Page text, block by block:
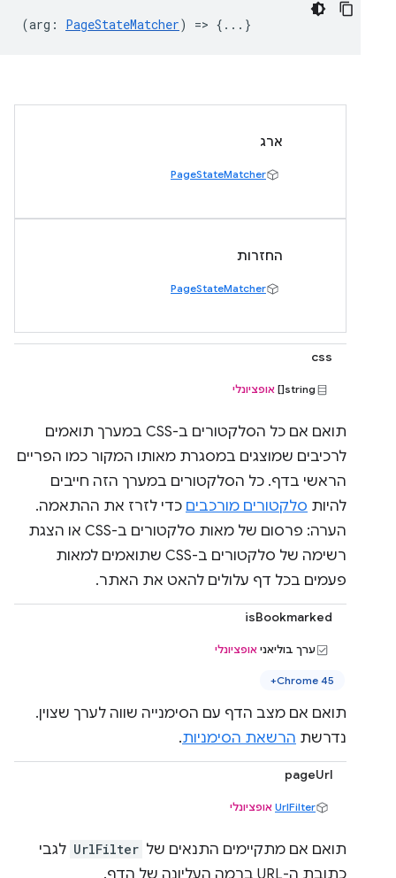
(arg : PageStateMatcher) => {...}
ארג
PageStateMatcher
החזרות
PageStateMatcher
css
string[] אופציונלי
תואם אם כל הסלקטורים ב-CSS במערך תואמים
לרכיבים שמוצגים במסגרת מאותו המקור כמו הפריים
הראשי בדף. כל הסלקטורים במערך הזה חייבים
להיות סלקטורים מורכבים כדי לזרז את ההתאמה.
הערה: פרסום של מאות סלקטורים ב-CSS או הצגת
רשימה של סלקטורים ב-CSS שתואמים למאות
פעמים בכל דף עלולים להאט את האתר.
isBookmarked
ערך בוליאני אופציונלי
Chrome 45+
תואם אם מצב הדף עם הסימנייה שווה לערך שצוין.
נדרשת הרשאת הסימניות.
pageUrl
UrlFilter אופציונלי
תואם אם מתקיימים התנאים של UrlFilter לגבי
כתובת ה-URL ברמה העליונה של הדף.